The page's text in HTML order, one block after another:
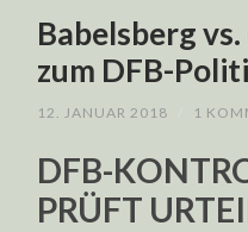
Babelsberg
zum DFB-
12. JANUAR 2018 1
DFB-
PRÜFT